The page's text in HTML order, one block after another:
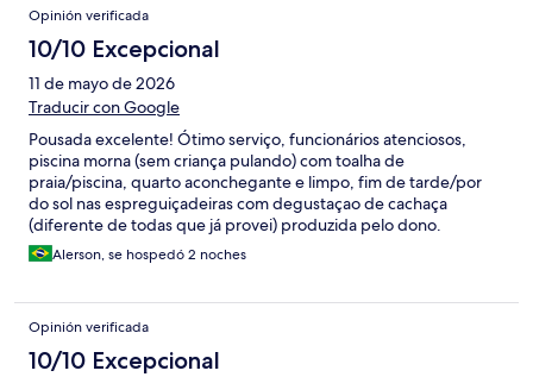
Opinión verificada
10/10 Excepcional
11 de mayo de 2026
Traducir con Google
Pousada excelente! Ótimo serviço, funcionários atenciosos,
piscina morna (sem criança pulando) com toalha de
praia/piscina, quarto aconchegante e limpo, fim de tarde/por
do sol nas espreguiçadeiras com degustaçao de cachaça
(diferente de todas que já provei) produzida pelo dono.
Destaque para o chá da tarde.
Alerson, se hospedó 2 noches
Opinión verificada
10/10 Excepcional